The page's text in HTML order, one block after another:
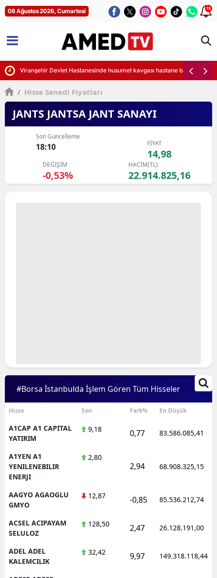
08 Ağustos 2026, Cumartesi 12
Viranşehir Devlet Hastanesinde husumet kavgası hastane bahçesine
/ Hisse Senedi Fiyatları
JANTS JANTSA JANT SANAYI
Son Güncelleme
18:10 FİYAT
14,98
DEĞİŞİM
-0,53%
HACİM(TL)
22.914.825,16
#Borsa İstanbulda İşlem Gören Tüm Hisseler
Hisse Son Fark% En Düşük
A1CAP A1 CAPITAL
YATIRIM
9,18 0,77 83.586.085,41
A1YEN A1
YENILENEBILIR
ENERJI
2,80
2,94 68.908.325,15
AAGYO AGAOGLU
GMYO
12,87 -0,85 85.536.212,74
ACSEL ACIPAYAM
SELULOZ
128,50 2,47 26.128.191,00
ADEL ADEL
KALEMCILIK
32,42 9,97 149.318.118,44